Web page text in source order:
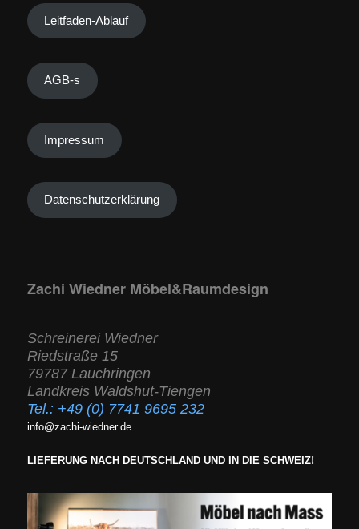
Leitfaden-Ablauf
AGB-s
Impressum
Datenschutzerklärung
Zachi Wiedner Möbel&Raumdesign
Schreinerei Wiedner
Riedstraße 15
79787 Lauchringen
Landkreis Waldshut-Tiengen
Tel.: +49 (0) 7741 9695 232
info@zachi-wiedner.de
LIEFERUNG NACH DEUTSCHLAND UND IN DIE SCHWEIZ!